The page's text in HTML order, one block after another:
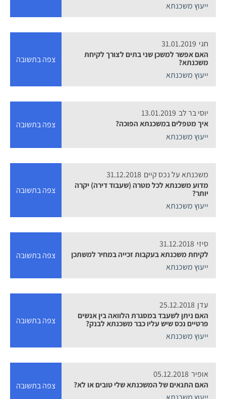
ייעוץ משכנתא
חגי 31.01.2019
האם אפשר למשכן שני בתים לצורך לקיחת
משכנתא?
ייעוץ משכנתא
צפה בתשובה
יוסי בר לב 13.01.2019
איך מטפלים במשכנתא הפוכה?
ייעוץ משכנתא
צפה בתשובה
משכנתא על נכס קיים 31.12.2018
מדוע משכנתא לכל מטרה (שעבוד דירה) יקרה
יותר?
ייעוץ משכנתא
צפה בתשובה
סיזי 31.12.2018
לקיחת משכנתא בעקבות זכייה במחיר למשתכן
ייעוץ משכנתא
צפה בתשובה
עדן 25.12.2018
האם ניתן לשעבד במסגרת הלוואה בין אנשים
פרטיים נכס שיש עליו כבר משכנתא לבנק?
ייעוץ משכנתא
צפה בתשובה
אופיר 05.12.2018
האם התנאים של המשכנתא שלי טובים או לא? צפה בתשובה